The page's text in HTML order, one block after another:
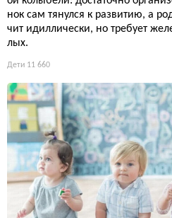
нок сам тянулся к развитию, а
чит идиллически, но требует
лых.
Дети 11 660